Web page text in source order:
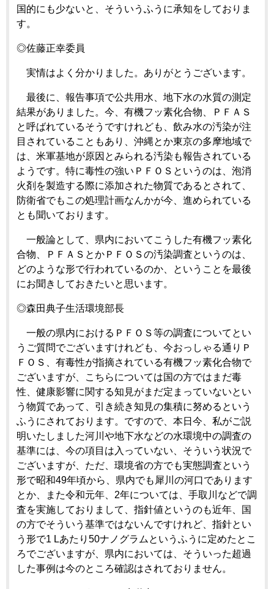
国的にも少ないと、そういうふうに承知をしておりま
す。
◎佐藤正幸委員
実情はよく分かりました。ありがとうございます。
最後に、報告事項で公共用水、地下水の水質の測定
結果がありました。今、有機フッ素化合物、ＰＦＡＳ
と呼ばれているそうですけれども、飲み水の汚染が注
目されていることもあり、沖縄とか東京の多摩地域で
は、米軍基地が原因とみられる汚染も報告されている
ようです。特に毒性の強いＰＦＯＳというのは、泡消
火剤を製造する際に添加された物質であるとされて、
防衛省でもこの処理計画なんかが今、進められている
とも聞いております。
一般論として、県内においてこうした有機フッ素化
合物、ＰＦＡＳとかＰＦＯＳの汚染調査というのは、
どのような形で行われているのか、ということを最後
にお聞きしておきたいと思います。
◎森田典子生活環境部長
一般の県内におけるＰＦＯＳ等の調査についてとい
うご質問でございますけれども、今おっしゃる通りＰ
ＦＯＳ、有毒性が指摘されている有機フッ素化合物で
ございますが、こちらについては国の方ではまだ毒
性、健康影響に関する知見がまだ定まっていないとい
う物質であって、引き続き知見の集積に努めるという
ふうにされております。ですので、本日今、私がご説
明いたしました河川や地下水などの水環境中の調査の
基準には、今の項目は入っていない、そういう状況で
ございますが、ただ、環境省の方でも実態調査という
形で昭和49年頃から、県内でも犀川の河口であります
とか、また令和元年、2年については、手取川などで調
査を実施しておりまして、指針値というのも近年、国
の方でそういう基準ではないんですけれど、指針とい
う形で1 Lあたり50ナノグラムというふうに定めたとこ
ろでございますが、県内においては、そういった超過
した事例は今のところ確認はされておりません。